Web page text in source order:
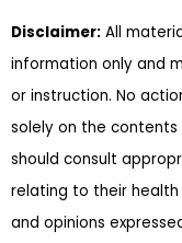
Disclaimer: All
information only and
or instruction. No
solely on the
should consult
relating to their
and opinions